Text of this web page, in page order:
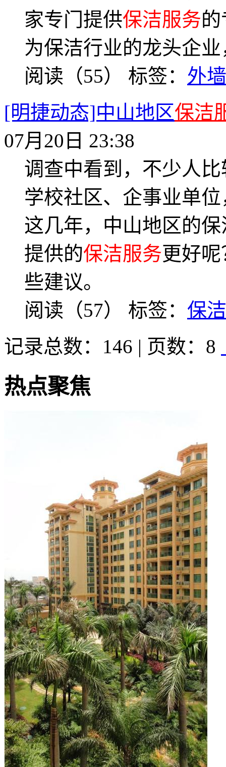
家专门提供保洁服务
为保洁行业的龙头企
阅读（55） 标签： 外
[明捷动态]中山地区保洁
07月20日 23:38
调查中看到，不少人
学校社区、企事业单
这几年，中山地区的
提供的保洁服务更好
些建议。
阅读（57） 标签： 保
记录总数：146 | 页数：8
热点聚焦